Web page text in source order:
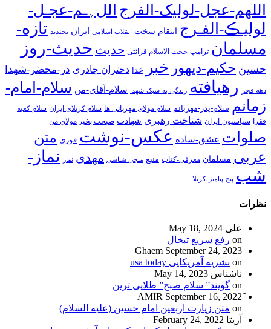
اللهم-عجل-لولیک-الفرج اللﮩـم-عجـل-
لولیـڪ-الفـرج انتقام سخت انقلاب اسلامی ایران بخندید تازه-
مسلمان ترامپ حجت الاسلام قرائتی حدیث حدیث-روز
حسین حکیم-دیهور خبر خدا دختران چادری در-محضر-شهدا
دهه فجر رهیافته زندگی-به-سبک-شهدا سلام-آقای-من سلام-امام-
زمانم سلام-پدر-مهربانم سلام مولای مهربانی ها سلام کربلای ایران سلام کعبه
فقرا سیاسیون-ایران شناخت رهبری شهادت صبحت بخیر مولای من
صلوات عشق-ساده عکس-نوشت فوری متن
عربی مسلمان معرفی-کتاب منبع منجی شناسی مهدی نماز
نماز-
شب پنج پیامبر کربلا
نظرات
علی May 18, 2024
on رفع سریع تبخال
Ghaem September 24, 2023
on نشریه آمریکایی usa today
ناشناس May 14, 2023
on گویند” سلام صبح” طلایی ترین
September 16, 2022
on متن زیارت اربعین امام حسین (علیه السلام)
آزیتا February 24, 2022